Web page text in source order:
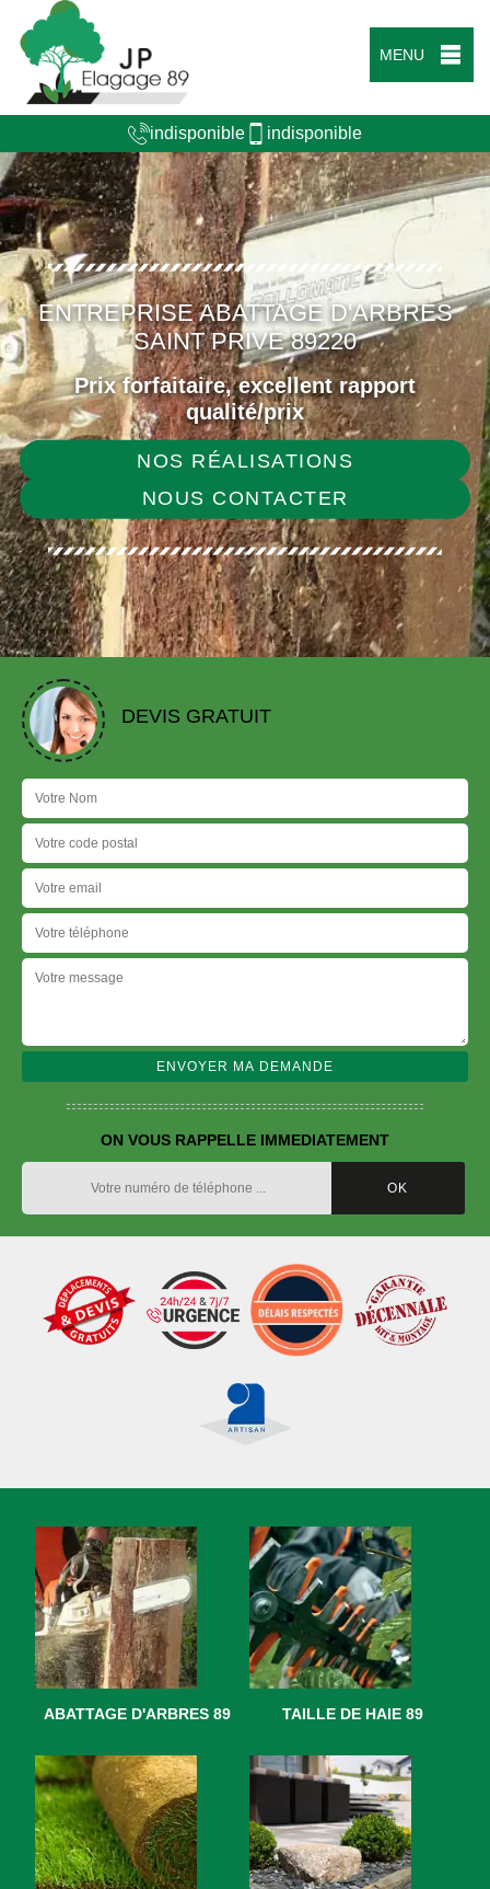
MENU
indisponible indisponible
ENTREPRISE ABATTAGE D'ARBRES
SAINT PRIVE 89220
Prix forfaitaire, excellent rapport
qualité/prix
NOS RÉALISATIONS
NOUS CONTACTER
DEVIS GRATUIT
ON VOUS RAPPELLE IMMEDIATEMENT
ABATTAGE D'ARBRES 89 TAILLE DE HAIE 89